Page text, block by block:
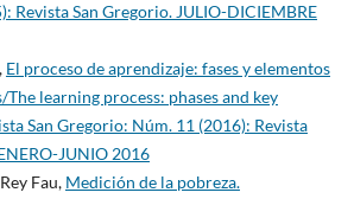
Revista San Gregorio. JULIO-DICIEMBRE
El proceso de aprendizaje: fases y elementos
learning process: phases and key
San Gregorio: Núm. 11 (2016): Revista
JUNIO 2016
Fau, Medición de la pobreza.